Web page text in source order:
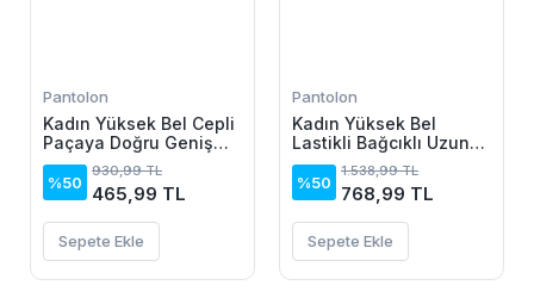
Pantolon
Kadın Yüksek Bel Cepli
Paçaya Doğru Geniş
Dalgıç Pantolon
%50
930,99 TL
465,99 TL
Sepete Ekle
Pantolon
Kadın Yüksek Bel
Lastikli Bağcıklı Uzun
Geniş Kesim Detaylı
Krinkıl Pantolon
%50
1.538,99 TL
768,99 TL
Sepete Ekle